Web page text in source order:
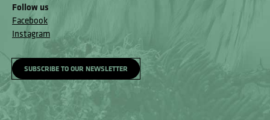
Follow us
Facebook
Instagram
SUBSCRIBE TO OUR NEWSLETTER